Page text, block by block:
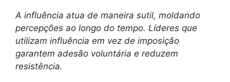
A influência atua de maneira sutil, moldando
percepções ao longo do tempo. Líderes que
utilizam influência em vez de imposição
garantem adesão voluntária e reduzem
resistência.